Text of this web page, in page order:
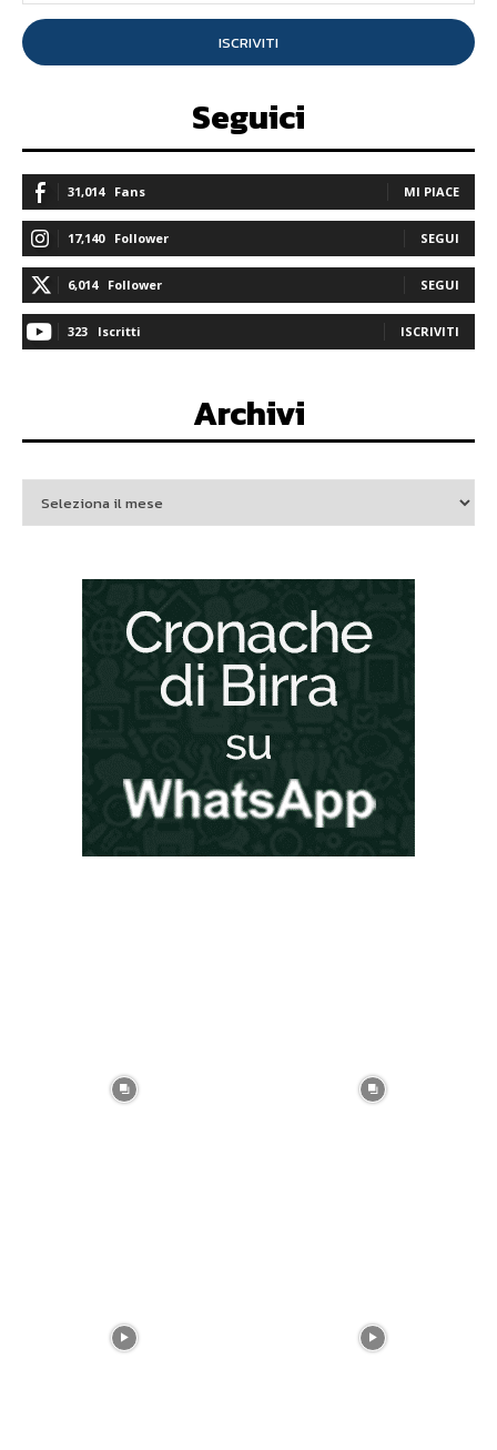
ISCRIVITI
Seguici
31,014 Fans MI PIACE
17,140 Follower SEGUI
6,014 Follower SEGUI
323 Iscritti ISCRIVITI
Archivi